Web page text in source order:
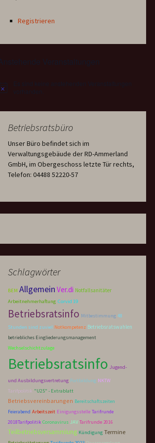
Registrieren
Anstehende Veranstaltungen
Hinweis
Betriebsratsbüro
Unser Büro befindet sich im
Verwaltungsgebäude der RD-Ammerland
GmbH, im Obergeschoss letzte Tür rechts,
Telefon: 04488 52220-57
Schlagwörter
BEM Allgemein Ver.di Notfallsanitäter
Arbeitnehmerhaftung Corvid 19
Betriebsratsinfo Mitbestimmung 48
Stunden sind zuviel Notkompetenz Betriebsratswahlen
betriebliches Eingliederungsmanagement
Wechselschichtzulage
Betriebsratsinfo Jugend-
und Ausbildungsvertretung Fortbildung NKTW
Tarifpolitik "U25" - Extrablatt
Betriebsvereinbarungen Bereitschaftszeiten
Feierabend Arbeitszeit Einigungsstelle Tarifrunde
2018Tarifpolitik Coronavirus JAV Tarifrunde 2016
Teilbetriebsversammlung Kündigung Termine